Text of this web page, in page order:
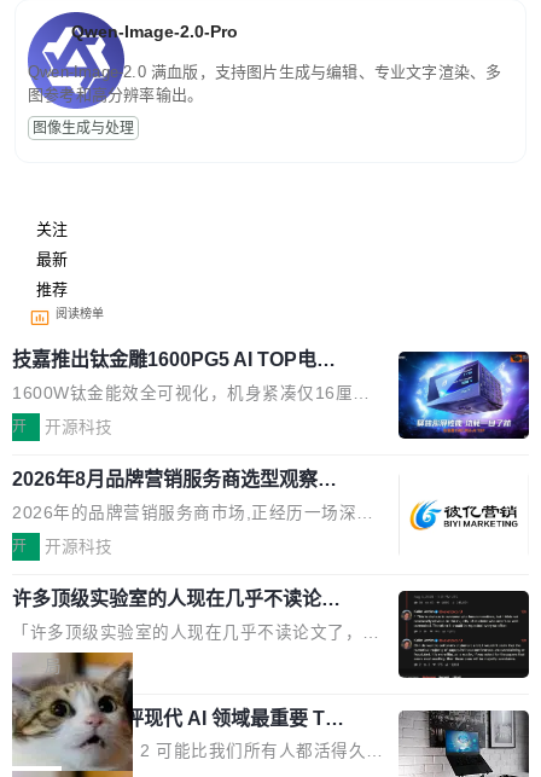
Qwen-Image-2.0-Pro
Qwen-Image-2.0 满血版，支持图片生成与编辑、专业文字渲染、多
图参考和高分辨率输出。
图像生成与处理
关注
最新
推荐
阅读榜单
技嘉推出钛金雕1600PG5 AI TOP电
源：为发烧级主机与本地AI算力打造旗
舰供电方案
1600W钛金能效全可视化，机身紧凑仅16厘米
继2026台北电脑展首度亮相后，技嘉科技近日正
电源专为发烧级DIY主机与本地AI算力平台打
造，整机长度仅16厘米，提供1600W额定功率
与80PLUS钛金能效；支持ATX 3.1与PCIe 5.1
实时LCD监控屏，可充分满足当下高阶PC主机
的严苛使用需求。 澎湃功率，紧凑机身 钛金雕1
600PG5 AI TOP具备强悍输出功率，同时实现
机身尺寸大幅精简。整机长度仅16厘米，属于同
功率段机身尺寸十分紧凑的1600W电源产品。小
巧机身有效提升市面主流标准A...
开 开源科技
2026年8月品牌营销服务商选型观察：
从流量思维到品牌资产思维的范式转移
2026年的品牌营销服务商市场,正经历一场深刻
的价值重构。全球全案品牌代理机构市场从2025
复合增长率达5.44%,预计2032年将突破120亿美
元。数字广告与公共关系相关服务市场更是从20
25年的8463亿美元扩张至2026年的8763亿美
元。数字的背后是一个清晰的事实——品牌对专
业化营销服务的需求从未如此迫切。 但市场扩容
的同时,服务商的竞争逻辑正在改变。2026年Top
开 开源科技
许多顶级实验室的人现在几乎不读论文
了
「许多顶级实验室的人现在几乎不读论文了，而
且他们认为 ICLR/ICML/NeurIPS 充斥着大量过
度宣传和欺诈。」 OpenAI 研究员 Keller Jorda
n 这条推文引发了广泛讨论。他不是在说风凉
话，他是说出了一个圈内人尽皆知但很少公开捅
局
xAI 前工程师评现代 AI 领域最重要 Top
3 开源项目
Flash Attention 2 可能比我们所有人都活得久。